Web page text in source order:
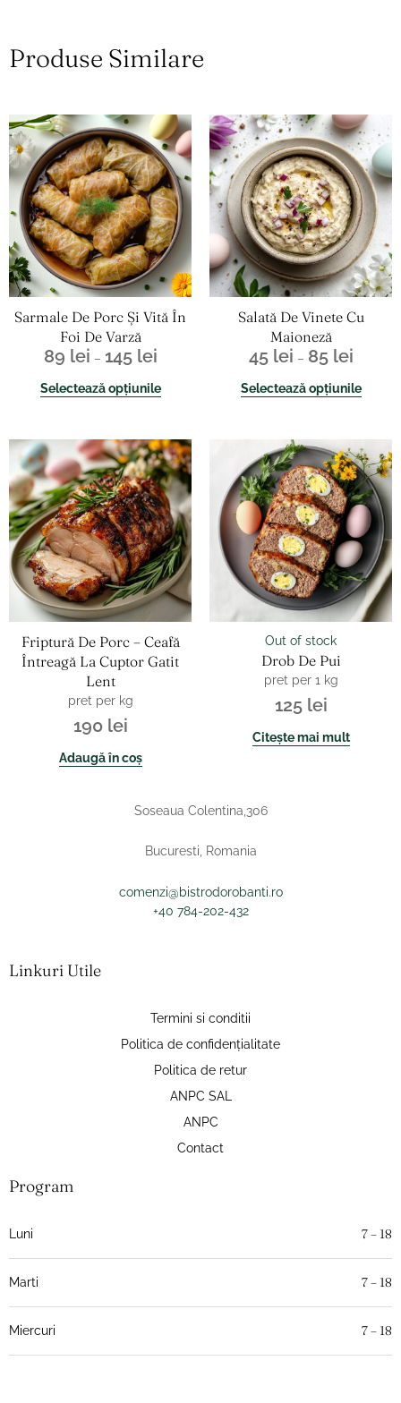
Produse Similare
Sarmale De Porc Și Vită În
Foi De Varză
89 lei – 145 lei
Interval
de
prețuri:
89 lei
până
la
145 lei
Selectează opțiunile
Acest
produs
are
mai
multe
variații.
Opțiunile
pot
fi
alese
în
Salată De Vinete Cu
Maioneză
45 lei – 85 lei
Interval
de
prețuri:
45 lei
până
la
85 lei
Selectează opțiunile
Acest
produs
are
mai
multe
variații.
pot
fi
alese
Friptură De Porc – Ceafă
Întreagă La Cuptor Gatit
Lent
pret per kg
190 lei
Adaugă în coș
Out of stock
Drob De Pui
pret per 1 kg
125 lei
Citește mai mult
Soseaua Colentina,306
Bucuresti, Romania
comenzi@bistrodorobanti.ro
+40 784-202-432
Linkuri Utile
Termini si conditii
Politica de confidențialitate
Politica de retur
ANPC SAL
ANPC
Contact
Program
Luni 7 – 18
Marti 7 – 18
Miercuri 7 – 18